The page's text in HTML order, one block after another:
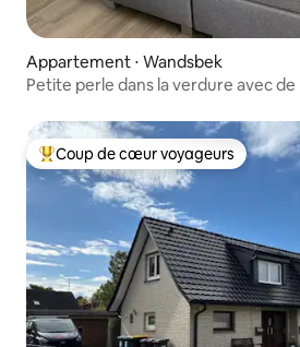
Appartement ⋅ Wandsbek
Petite perle dans la verdure avec de
Coups de cœur voyageurs les plus
Coup de cœur voyageurs